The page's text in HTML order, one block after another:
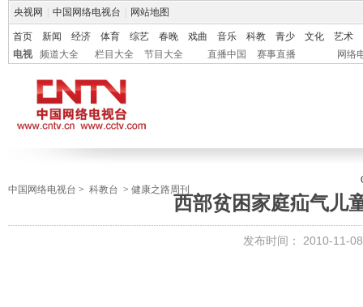
央视网 中国网络电视台 网站地图
首页 新闻 经济 体育 综艺 春晚 戏曲 音乐 科教 青少 文化
艺术
电视
频道大全 栏目大全 节目大全 直播中国 赛事直播 网络
中国网络电视台 > 科教台 > 健康之路周刊
西部贫困家庭疝气儿
发布时间： 2010-11-